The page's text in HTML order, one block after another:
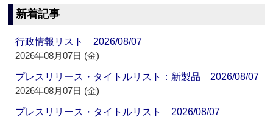
新着記事
行政情報リスト 2026/08/07
2026年08月07日 (金)
プレスリリース・タイトルリスト：新製品 2026/08/07
2026年08月07日 (金)
プレスリリース・タイトルリスト 2026/08/07